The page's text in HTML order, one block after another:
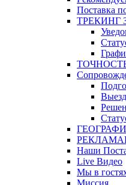
Поставка
ТРЕКИНГ
Наши
Live Видео
Мы в